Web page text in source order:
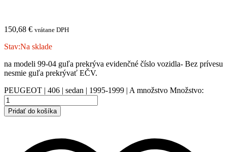
150,68 € vrátane DPH
Stav:Na sklade
na modeli 99-04 guľa prekrýva evidenčné číslo vozidla- Bez prívesu
nesmie guľa prekrývať EČV.
PEUGEOT | 406 | sedan | 1995-1999 | A množstvo Množstvo:
Pridať do košíka